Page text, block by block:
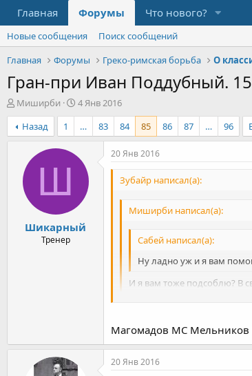
Главная Форумы Что нового?
Новые сообщения
Поиск сообщений
Главная
Форумы Греко-римская борьба О
Гран-при Иван Поддубный.
А
в
т
о
Миширби
Д
а
т
а
а
л
4 Янв 2016
Назад
1 … 83 84 85 86 87 … 96
Ш
Шикарный
Тренер
20 Янв 2016
Зубайр написал(а):
Миширби написал(а):
Сабей написал(а):
Ну ладно уж и я вам
И я вам тоже подсоблю? В
приняло участие в
65 - Исламбек Альбиев,
75 - Власов, Магомадов
85- Мишин
97 - Мельников, Тотров
Магомадов МС
20 Янв 2016